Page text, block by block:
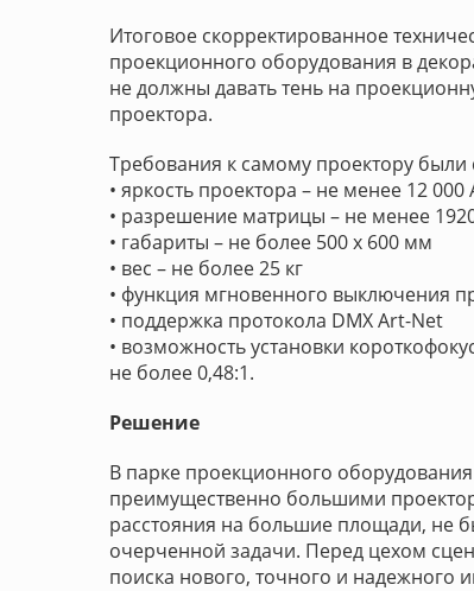
Итоговое скорректированное
проекционного оборудования в
не должны давать тень на
проектора.
Требования к самому проектору
• яркость проектора – не менее 12 000
• разрешение матрицы – не менее
• габариты – не более 500 х 600 мм
• вес – не более 25 кг
• функция мгновенного выключения
• поддержка протокола DMX Art-Net
• возможность установки
не более 0,48:1.
Решение
В парке проекционного
преимущественно большими
расстояния на большие площади, не
очерченной задачи. Перед цехом
поиска нового, точного и надежного